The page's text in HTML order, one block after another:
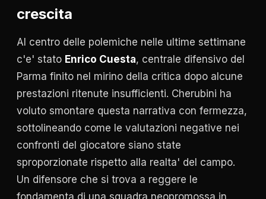
crescita
Al centro delle polemiche nelle ultime settimane
c'e' stato Enrico Cuesta, centrale difensivo del
Parma finito nel mirino della critica dopo alcune
prestazioni ritenute insufficienti. Cherubini ha
voluto smontare questa narrativa con fermezza,
sottolineando come le valutazioni negative nei
confronti del giocatore siano state
sproporzionate rispetto alla realta' del campo.
Un difensore che si trova a reggere le